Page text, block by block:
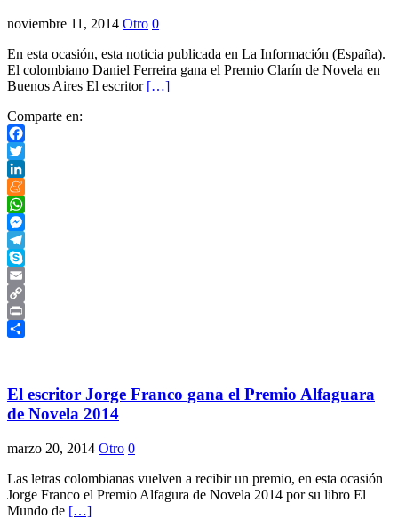
noviembre 11, 2014 Otro 0
En esta ocasión, esta noticia publicada en La Información (España).
El colombiano Daniel Ferreira gana el Premio Clarín de Novela en
Buenos Aires El escritor […]
Comparte en:
Facebook
Twitter
LinkedIn
Meneame
WhatsApp
Messenger
Telegram
Skype
Email
Copy
Link
Print
El escritor Jorge Franco gana el Premio Alfaguara
de Novela 2014
marzo 20, 2014 Otro 0
Las letras colombianas vuelven a recibir un premio, en esta ocasión
Jorge Franco el Premio Alfagura de Novela 2014 por su libro El
Mundo de […]